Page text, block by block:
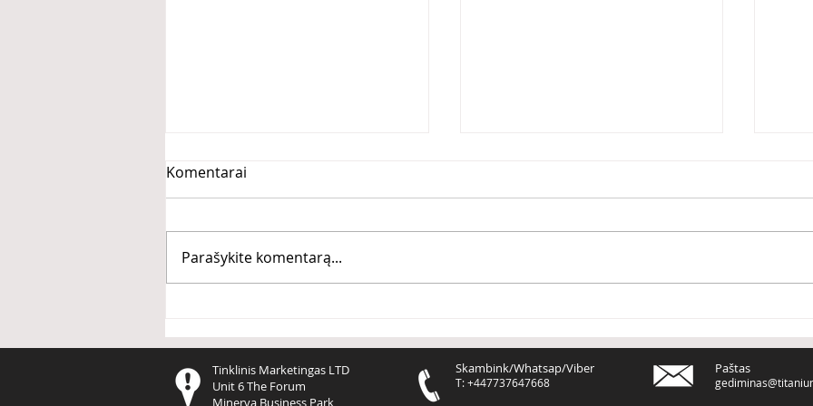
PASIKEISK arba MIRK
tavo PROGRESĄ
Komentarai
Parašykite komentarą...
Tinklinis Marketingas LTD
Unit 6 The Forum
Minerva Business Park
Skambink/Whatsap/Viber
T: +447737647668
Paštas